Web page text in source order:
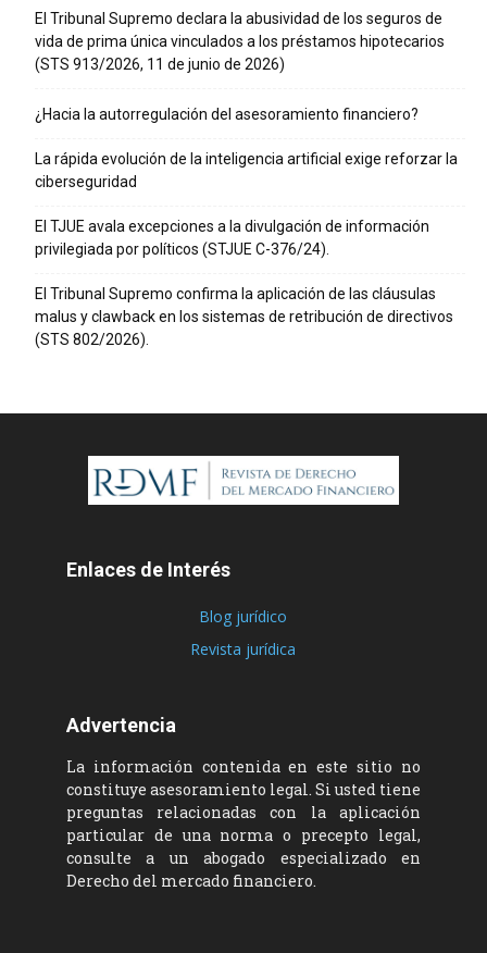
El Tribunal Supremo declara la abusividad de los seguros de
vida de prima única vinculados a los préstamos hipotecarios
(STS 913/2026, 11 de junio de 2026)
¿Hacia la autorregulación del asesoramiento financiero?
La rápida evolución de la inteligencia artificial exige reforzar la
ciberseguridad
El TJUE avala excepciones a la divulgación de información
privilegiada por políticos (STJUE C-376/24).
El Tribunal Supremo confirma la aplicación de las cláusulas
malus y clawback en los sistemas de retribución de directivos
(STS 802/2026).
Enlaces de Interés
Blog jurídico
Revista jurídica
Advertencia
La información contenida en este sitio no
constituye asesoramiento legal. Si usted tiene
preguntas relacionadas con la aplicación
particular de una norma o precepto legal,
consulte a un abogado especializado en
Derecho del mercado financiero.